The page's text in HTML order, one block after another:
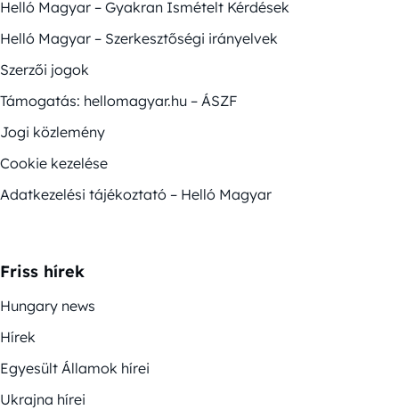
Helló Magyar – Gyakran Ismételt Kérdések
Helló Magyar – Szerkesztőségi irányelvek
Szerzői jogok
Támogatás: hellomagyar.hu – ÁSZF
Jogi közlemény
Cookie kezelése
Adatkezelési tájékoztató – Helló Magyar
Friss hírek
Hungary news
Hírek
Egyesült Államok hírei
Ukrajna hírei